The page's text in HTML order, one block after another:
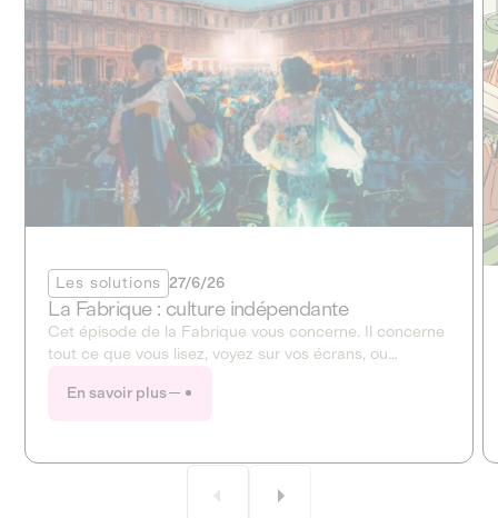
Les solutions 27/6/26
La Fabrique : culture indépendante
Cet épisode de la Fabrique vous concerne. Il concerne
tout ce que vous lisez, voyez sur vos écrans, ou
grand le dossier de la culture et des médias !
En savoir plus